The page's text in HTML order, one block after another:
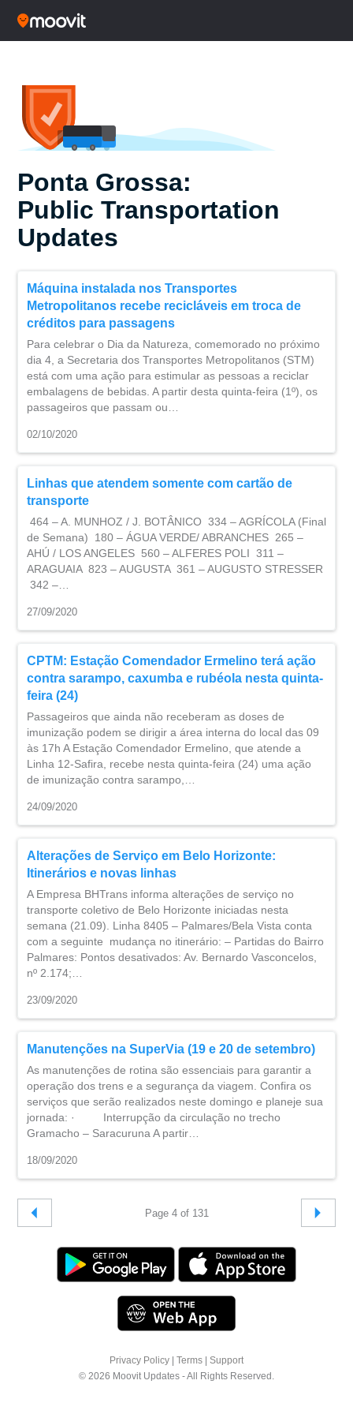
Ponta Grossa:
Public Transportation
Updates
Máquina instalada nos Transportes
Metropolitanos recebe recicláveis em troca de
créditos para passagens
Para celebrar o Dia da Natureza, comemorado no próximo
dia 4, a Secretaria dos Transportes Metropolitanos (STM)
está com uma ação para estimular as pessoas a reciclar
embalagens de bebidas. A partir desta quinta-feira (1º), os
passageiros que passam ou…
02/10/2020
Linhas que atendem somente com cartão de
transporte
464 – A. MUNHOZ / J. BOTÂNICO 334 – AGRÍCOLA (Final
de Semana) 180 – ÁGUA VERDE/ ABRANCHES 265 –
AHÚ / LOS ANGELES 560 – ALFERES POLI 311 –
ARAGUAIA 823 – AUGUSTA 361 – AUGUSTO STRESSER
342 –…
27/09/2020
CPTM: ​Estação Comendador Ermelino terá ação
contra sarampo, caxumba e rubéola nesta quinta-
feira (24)
Passageiros que ainda não receberam as doses de
imunização podem se dirigir a área interna do local das 09
às 17h A Estação Comendador Ermelino, que atende a
Linha 12-Safira, recebe nesta quinta-feira (24) uma ação
de imunização contra sarampo,…
24/09/2020
Alterações de Serviço em Belo Horizonte:
Itinerários e novas linhas
A Empresa BHTrans informa alterações de serviço no
transporte coletivo de Belo Horizonte iniciadas nesta
semana (21.09). Linha 8405 – Palmares/Bela Vista conta
com a seguinte mudança no itinerário: – Partidas do Bairro
Palmares: Pontos desativados: Av. Bernardo Vasconcelos,
nº 2.174;…
23/09/2020
Manutenções na SuperVia (19 e 20 de setembro)
As manutenções de rotina são essenciais para garantir a
operação dos trens e a segurança da viagem. Confira os
serviços que serão realizados neste domingo e planeje sua
jornada: · Interrupção da circulação no trecho
Gramacho – Saracuruna A partir…
18/09/2020
Page 4 of 131
Privacy Policy Terms
Support
© 2026 Moovit Updates - All Rights Reserved.